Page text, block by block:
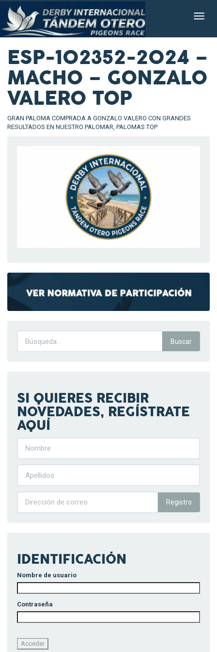
ESP-102352-2024 –
MACHO – GONZALO
VALERO TOP
GRAN PALOMA COMPRADA A GONZALO VALERO CON GRANDES
RESULTADOS EN NUESTRO PALOMAR, PALOMAS TOP
SI QUIERES RECIBIR
NOVEDADES, REGÍSTRATE
AQUÍ
Registro
IDENTIFICACIÓN
Nombre de usuario
Contraseña